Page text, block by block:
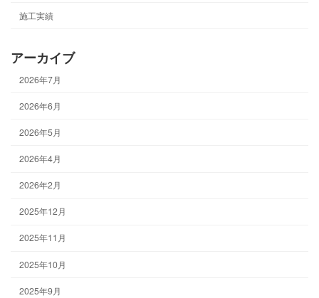
施工実績
アーカイブ
2026年7月
2026年6月
2026年5月
2026年4月
2026年2月
2025年12月
2025年11月
2025年10月
2025年9月